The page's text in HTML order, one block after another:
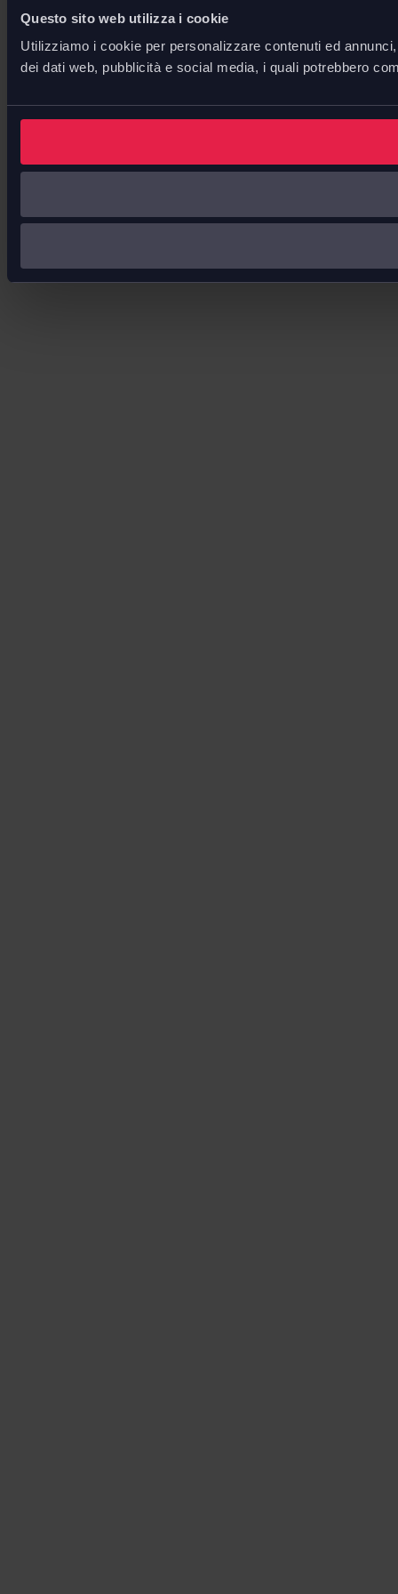
Questo sito web utilizza i cookie
Utilizziamo i cookie per personalizzare contenuti ed
dei dati web, pubblicità e social media, i quali potrebbero